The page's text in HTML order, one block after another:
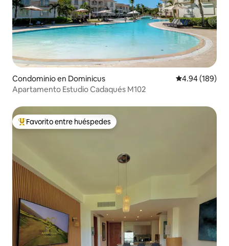
Condominio en Dominicus Calificación
4.94 (189)
Apartamento Estudio Cadaqués M102
De los mejores en Favorito entre huéspedes
Favorito entre huéspedes